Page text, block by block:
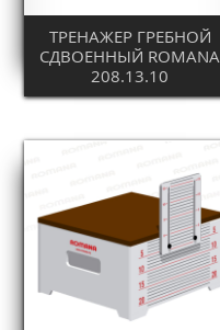
ТРЕНАЖЕР ГРЕБНОЙ
СДВОЕННЫЙ ROMANA
208.13.10